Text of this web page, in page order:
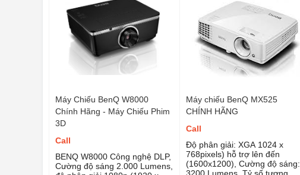
Máy Chiếu BenQ W8000
Chính Hãng - Máy Chiếu Phim
3D
Call
BENQ W8000 Công nghệ DLP,
Cường độ sáng 2.000 Lumens,
Máy chiếu BenQ MX525
CHÍNH HÃNG
Call
Độ phân giải: XGA 1024 x
768pixels) hỗ trợ lên đến
(1600x1200), Cường độ sáng: